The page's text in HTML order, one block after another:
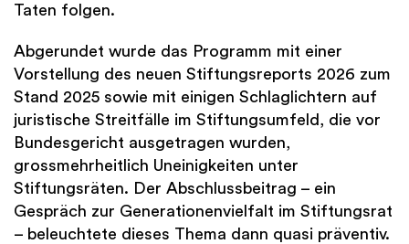
Taten folgen.
Abgerundet wurde das Programm mit einer
Vorstellung des neuen Stiftungsreports 2026 zum
Stand 2025 sowie mit einigen Schlaglichtern auf
juristische Streitfälle im Stiftungsumfeld, die vor
Bundesgericht ausgetragen wurden,
grossmehrheitlich Uneinigkeiten unter
Stiftungsräten. Der Abschlussbeitrag – ein
Gespräch zur Generationenvielfalt im Stiftungsrat
– beleuchtete dieses Thema dann quasi präventiv.